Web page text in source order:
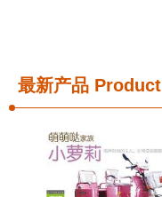
最新产品 Product